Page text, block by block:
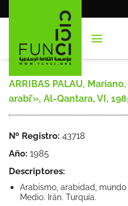
al
ARRIBAS PALAU,
arabi’», Al-Qantara, VI,
Nº Registro: 43718
Año: 1985
Descriptores:
Arabismo, arabidad,
Medio. Irán. Turquía.